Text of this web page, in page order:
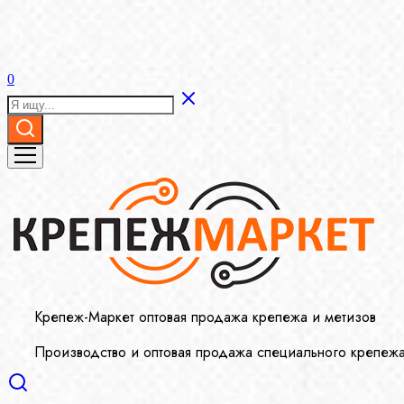
0
Крепеж-Маркет оптовая продажа крепежа и метизов
Производство и оптовая продажа специального